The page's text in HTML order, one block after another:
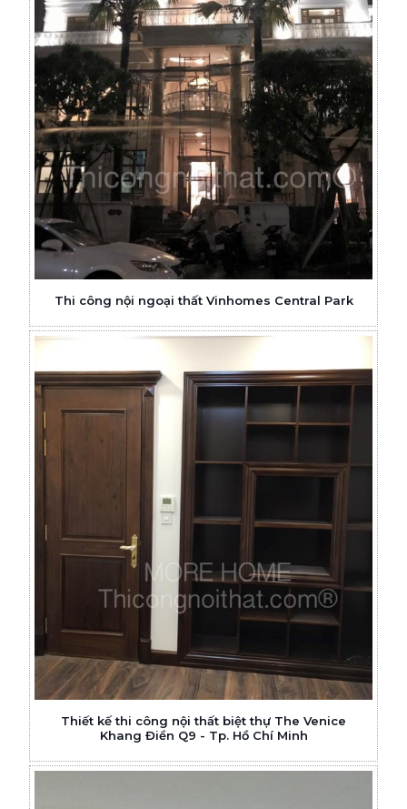
Thi công nội ngoại thất Vinhomes Central Park
Thiết kế thi công nội thất biệt thự The Venice
Khang Điền Q9 - Tp. Hồ Chí Minh